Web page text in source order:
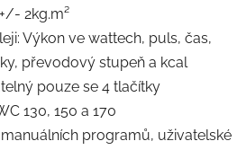
2kg.m²
Výkon ve wattech, puls, čas,
převodový stupeň a kcal
pouze se 4 tlačítky
130, 150 a 170
programů, uživatelské